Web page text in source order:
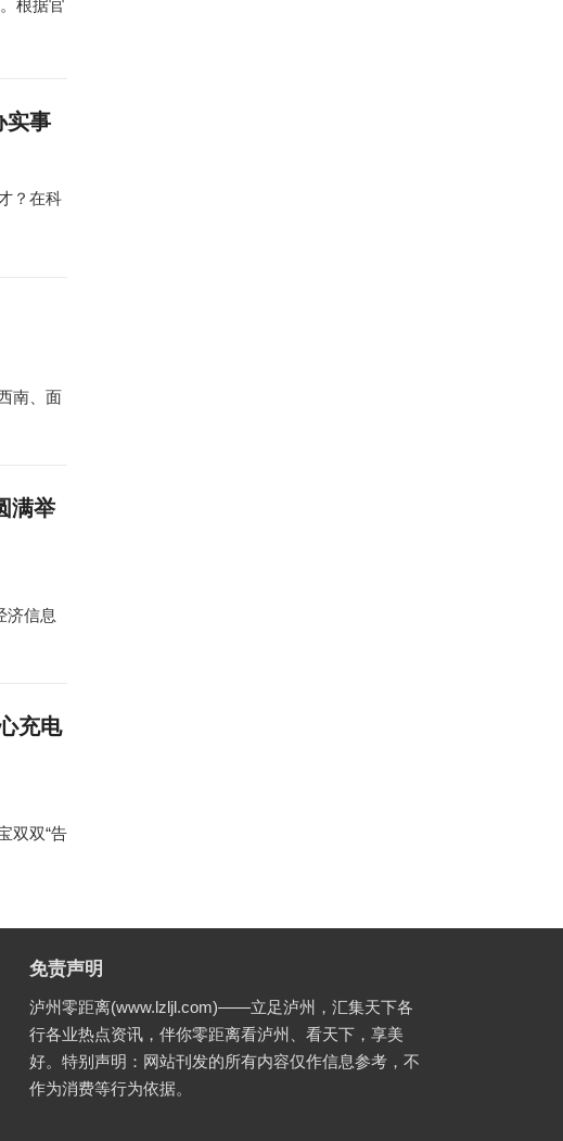
根据官
实事
？在科
南、面
满举
济信息
充电
双双“告
免责声明
泸州零距离(www.lzljl.com)——立足泸州，汇集天下各
行各业热点资讯，伴你零距离看泸州、看天下，享美
好。特别声明：网站刊发的所有内容仅作信息参考，不
作为消费等行为依据。